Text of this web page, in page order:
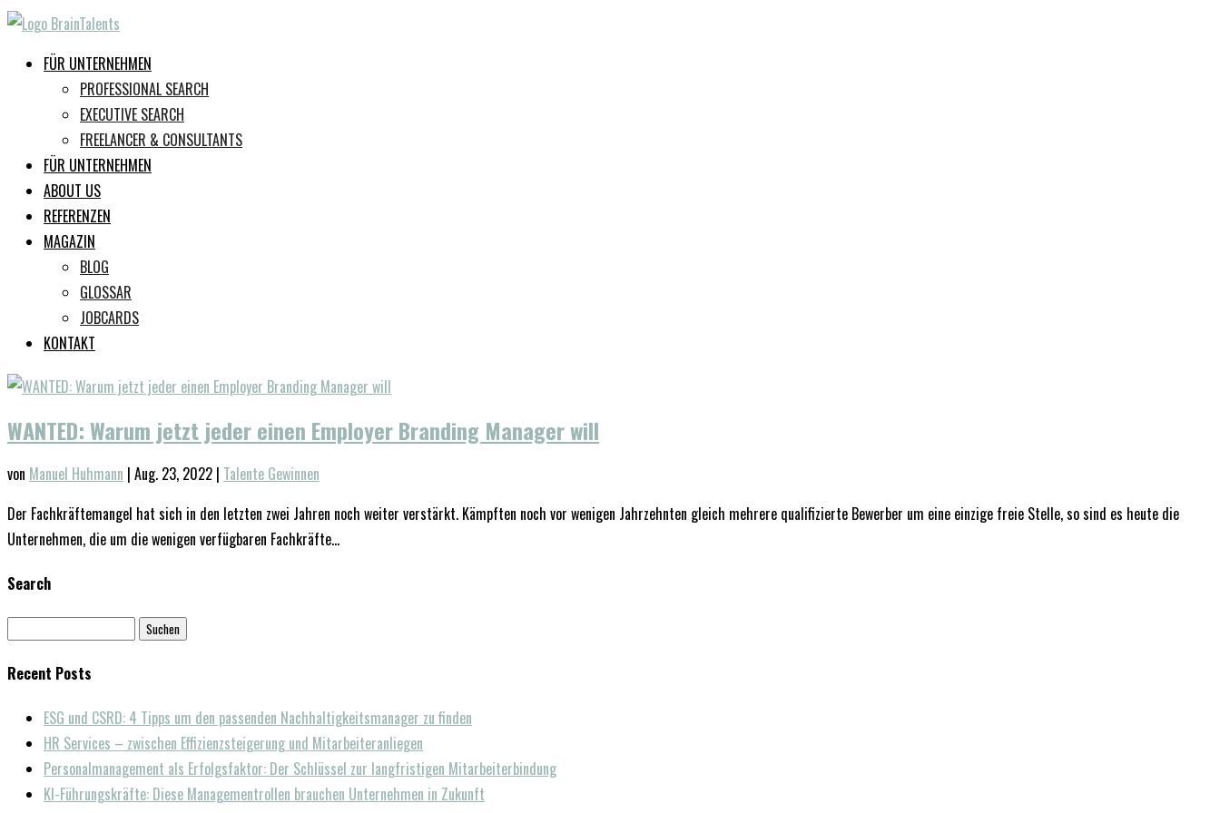
FÜR UNTERNEHMEN
PROFESSIONAL SEARCH
EXECUTIVE SEARCH
FREELANCER & CONSULTANTS
FÜR UNTERNEHMEN
ABOUT US
REFERENZEN
MAGAZIN
BLOG
GLOSSAR
JOBCARDS
KONTAKT
WANTED: Warum jetzt jeder einen Employer Branding Manager will
von Manuel Huhmann | Aug. 23, 2022 | Talente Gewinnen
Der Fachkräftemangel hat sich in den letzten zwei Jahren noch weiter verstärkt. Kämpften noch vor wenigen Jahrzehnten gleich mehrere qualifizierte Bewerber um eine einzige freie Stelle, so sind es heute die
Unternehmen, die um die wenigen verfügbaren Fachkräfte...
Search
Recent Posts
ESG und CSRD: 4 Tipps um den passenden Nachhaltigkeitsmanager zu finden
HR Services – zwischen Effizienzsteigerung und Mitarbeiteranliegen
Personalmanagement als Erfolgsfaktor: Der Schlüssel zur langfristigen Mitarbeiterbindung
KI-Führungskräfte: Diese Managementrollen brauchen Unternehmen in Zukunft